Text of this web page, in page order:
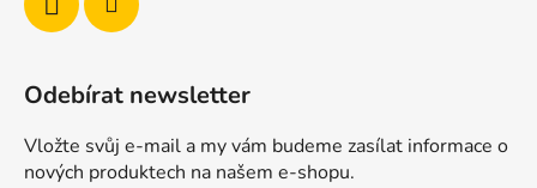
Odebírat newsletter
Vložte svůj e-mail a my vám budeme zasílat informace o
nových produktech na našem e-shopu.